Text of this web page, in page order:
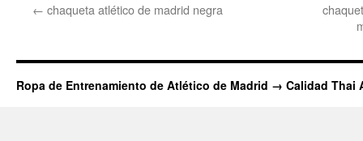
← chaqueta atlético de madrid negra
Ropa de Entrenamiento de Atlético de Madrid → Calidad Thai